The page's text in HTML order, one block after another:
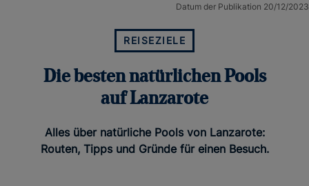
Datum der Publikation 20/12/2023
REISEZIELE
Die besten natürlichen Pools
auf Lanzarote
Alles über natürliche Pools von Lanzarote:
Routen, Tipps und Gründe für einen Besuch.